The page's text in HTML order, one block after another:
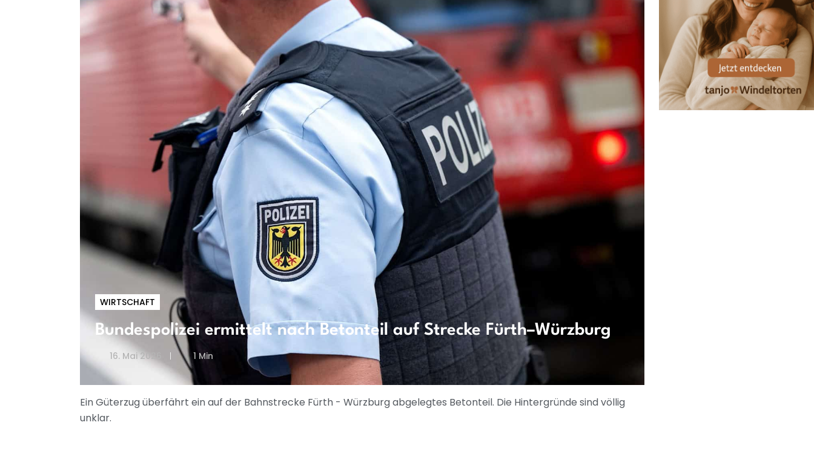
WIRTSCHAFT
Bundespolizei ermittelt nach Betonteil auf Strecke Fürth–Würzburg
16. Mai 2026 1 Min
Ein Güterzug überfährt ein auf der Bahnstrecke Fürth - Würzburg abgelegtes Betonteil. Die Hintergründe sind völlig
unklar.